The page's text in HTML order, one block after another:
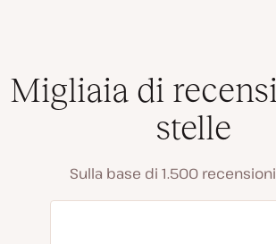
Migliaia di
stelle
Sulla base di 1.500